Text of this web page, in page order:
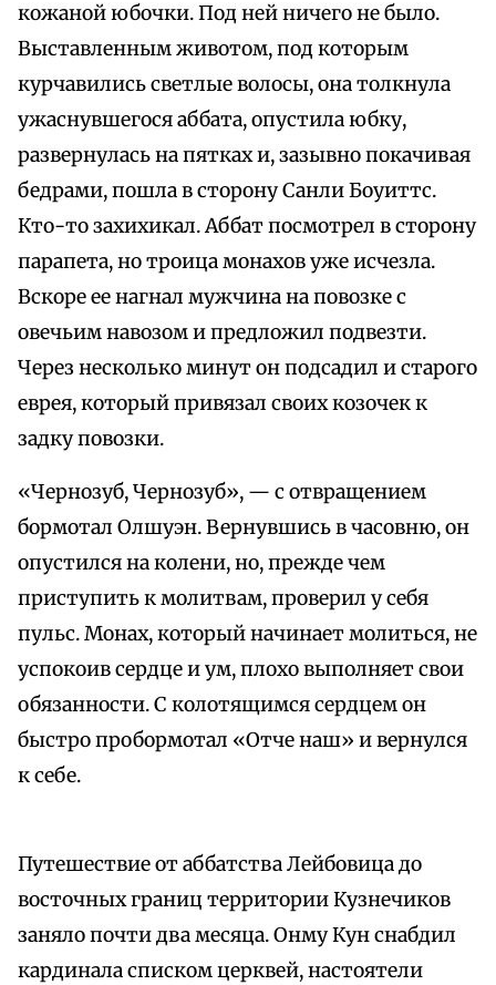
кожаной юбочки. Под ней ничего не было.
Выставленным животом, под которым
курчавились светлые волосы, она толкнула
ужаснувшегося аббата, опустила юбку,
развернулась на пятках и, зазывно покачивая
бедрами, пошла в сторону Санли Боуиттс.
Кто-то захихикал. Аббат посмотрел в сторону
парапета, но троица монахов уже исчезла.
Вскоре ее нагнал мужчина на повозке с
овечьим навозом и предложил подвезти.
Через несколько минут он подсадил и старого
еврея, который привязал своих козочек к
задку повозки.
«Чернозуб, Чернозуб», — с отвращением
бормотал Олшуэн. Вернувшись в часовню, он
опустился на колени, но, прежде чем
приступить к молитвам, проверил у себя
пульс. Монах, который начинает молиться, не
успокоив сердце и ум, плохо выполняет свои
обязанности. С колотящимся сердцем он
быстро пробормотал «Отче наш» и вернулся
к себе.
Путешествие от аббатства Лейбовица до
восточных границ территории Кузнечиков
заняло почти два месяца. Онму Кун снабдил
кардинала списком церквей, настоятели